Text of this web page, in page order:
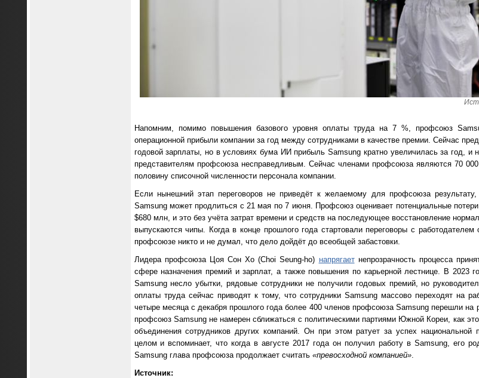
Напомним, помимо повышения базового уровня оплаты труда на 7 %, профсоюз
операционной прибыли компании за год между сотрудниками в качестве премии. Сейчас
годовой зарплаты, но в условиях бума ИИ прибыль Samsung кратно увеличилась за год, и
представителям профсоюза несправедливым. Сейчас членами профсоюза являются 70
половину списочной численности персонала компании.
Если нынешний этап переговоров не приведёт к желаемому для профсоюза результату,
Samsung может продлиться с 21 мая по 7 июня. Профсоюз оценивает потенциальные
$680 млн, и это без учёта затрат времени и средств на последующее восстановление
выпускаются чипы. Когда в конце прошлого года стартовали переговоры с
профсоюзе никто и не думал, что дело дойдёт до всеобщей забастовки.
Лидера профсоюза Цоя Сон Хо (Choi Seung-ho) напрягаетнепрозрачность процесса
сфере назначения премий и зарплат, а также повышения по карьерной лестнице. В 2023
Samsung несло убытки, рядовые сотрудники не получили годовых премий, но
оплаты труда сейчас приводят к тому, что сотрудники Samsung массово переходят на
четыре месяца с декабря прошлого года более 400 членов профсоюза Samsung перешли на
профсоюз Samsung не намерен сближаться с политическими партиями Южной Кореи, как
объединения сотрудников других компаний. Он при этом ратует за успех национальной
целом и вспоминает, что когда в августе 2017 года он получил работу в Samsung, его
Samsung глава профсоюза продолжает считать «превосходной компанией».
Источник: